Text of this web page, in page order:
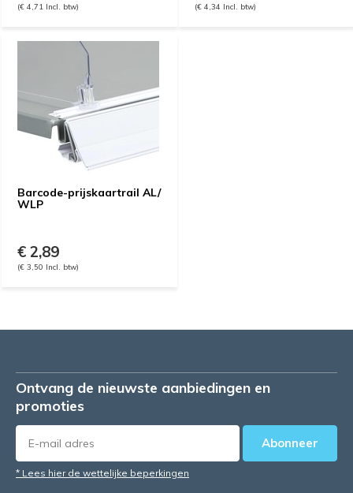
(€ 4,71 Incl. btw) (€ 4,34 Incl. btw)
Barcode-prijskaartrail AL/
WLP
€ 2,89
(€ 3,50 Incl. btw)
Ontvang de nieuwste aanbiedingen en
promoties
Abonneer
* Lees hier de wettelijke beperkingen